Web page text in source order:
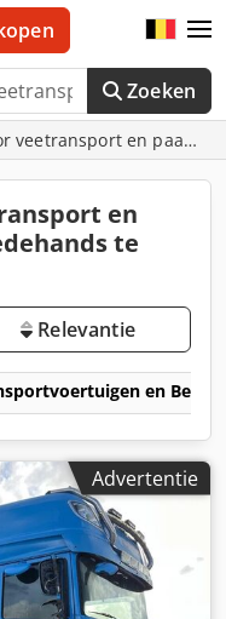
Zoeken
veetransport en
en
te
Relevantie
en
Advertentie